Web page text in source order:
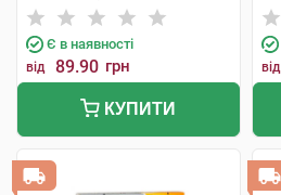
Є в наявності
від 89.90 грн
КУПИТИ
від